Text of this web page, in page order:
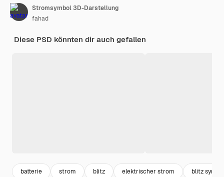
Stromsymbol 3D-Darstellung
fahad
Diese PSD könnten dir auch gefallen
batterie strom blitz elektrischer strom blitz